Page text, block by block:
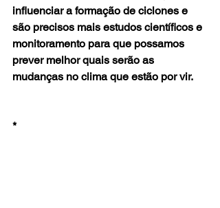
influenciar a formação de ciclones e
são precisos mais estudos científicos e
monitoramento para que possamos
prever melhor quais serão as
mudanças no clima que estão por vir.
*